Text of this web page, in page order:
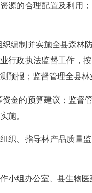
源的合理配置及利用
编制并实施全县森林
行政执法监督工作，
预报；监督管理全县林
金的预算建议；监督
施。
织、指导林产品质量
小组办公室、县生物医